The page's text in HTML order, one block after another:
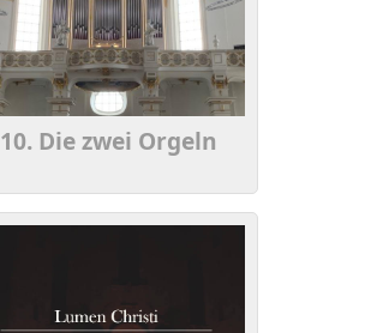
10. Die zwei Orgeln